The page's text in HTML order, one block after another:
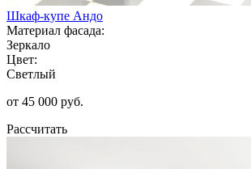
Шкаф-купе Андо
Материал фасада:
Зеркало
Цвет:
Светлый
от 45 000 руб.
Рассчитать